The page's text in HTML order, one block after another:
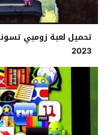
تحميل لعبة زومبي
2023